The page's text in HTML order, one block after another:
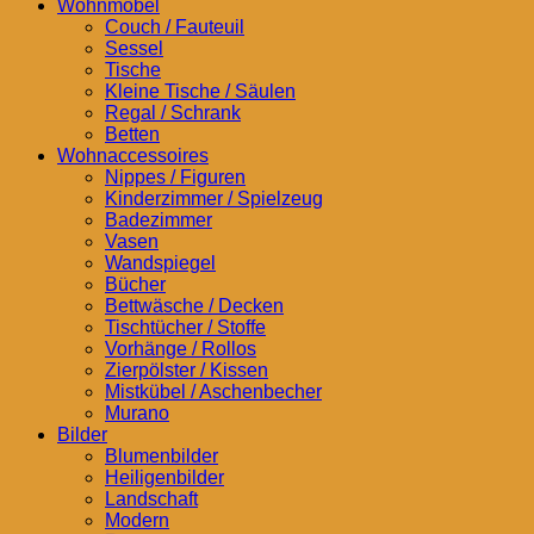
Wohnmöbel
Couch / Fauteuil
Sessel
Tische
Kleine Tische / Säulen
Regal / Schrank
Betten
Wohnaccessoires
Nippes / Figuren
Kinderzimmer / Spielzeug
Badezimmer
Vasen
Wandspiegel
Bücher
Bettwäsche / Decken
Tischtücher / Stoffe
Vorhänge / Rollos
Zierpölster / Kissen
Mistkübel / Aschenbecher
Murano
Bilder
Blumenbilder
Heiligenbilder
Landschaft
Modern